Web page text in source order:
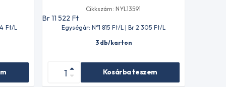
Ft/L
Cikkszám: NYL13591
Br 11 522 Ft
Egységár: N°1 815 Ft/L | Br 2 305 Ft/L
3 db/karton
Kosárba teszem